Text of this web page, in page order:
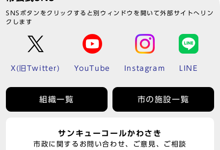
SNSボタンをクリックすると別ウィンドウを開いて外部サイトへリン
クします
X(旧Twitter) YouTube Instagram LINE
組織一覧 市の施設一覧
サンキューコールかわさき
市政に関するお問い合わせ、ご意見、ご相談